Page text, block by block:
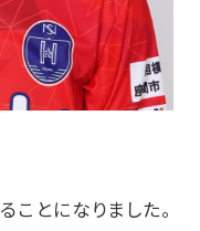
ことになりました。